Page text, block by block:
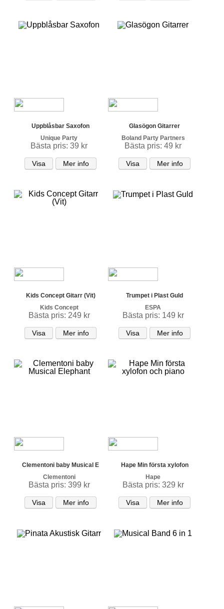
Uppblåsbar Saxofon
Unique Party
Bästa pris: 39 kr
Visa Mer info
Glasögon Gitarrer
Boland Party Partners
Bästa pris: 49 kr
Visa Mer info
Kids Concept Gitarr (Vit)
Kids Concept
Bästa pris: 249 kr
Visa Mer info
Trumpet i Plast Guld
ESPA
Bästa pris: 149 kr
Visa Mer info
Clementoni baby Musical E
Clementoni
Bästa pris: 399 kr
Visa Mer info
Hape Min första xylofon
Hape
Bästa pris: 329 kr
Visa Mer info